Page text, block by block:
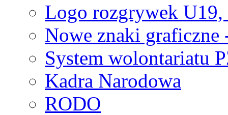
Logo rozgrywek
Nowe znaki graficzne
System wolontariatu
Kadra Narodowa
RODO